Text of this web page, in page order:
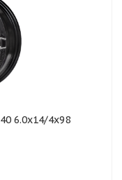
6.0x14/4x98